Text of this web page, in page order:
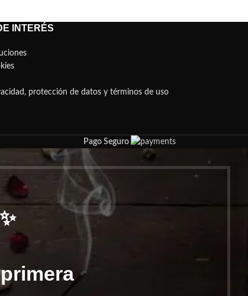
INTERÉS
protección de datos y términos de uso
Pago Seguro